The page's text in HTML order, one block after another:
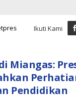
Kehangatan
Prabowo
Serahkan
Perhatian
bagi
Ikuti Kami
Miangas:
Pendidikan